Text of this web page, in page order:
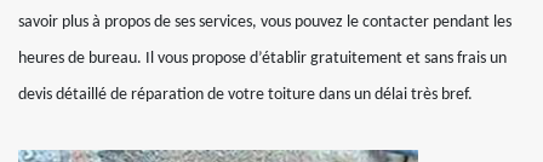
savoir plus à propos de ses services, vous pouvez le contacter pendant les
heures de bureau. Il vous propose d’établir gratuitement et sans frais un
devis détaillé de réparation de votre toiture dans un délai très bref.